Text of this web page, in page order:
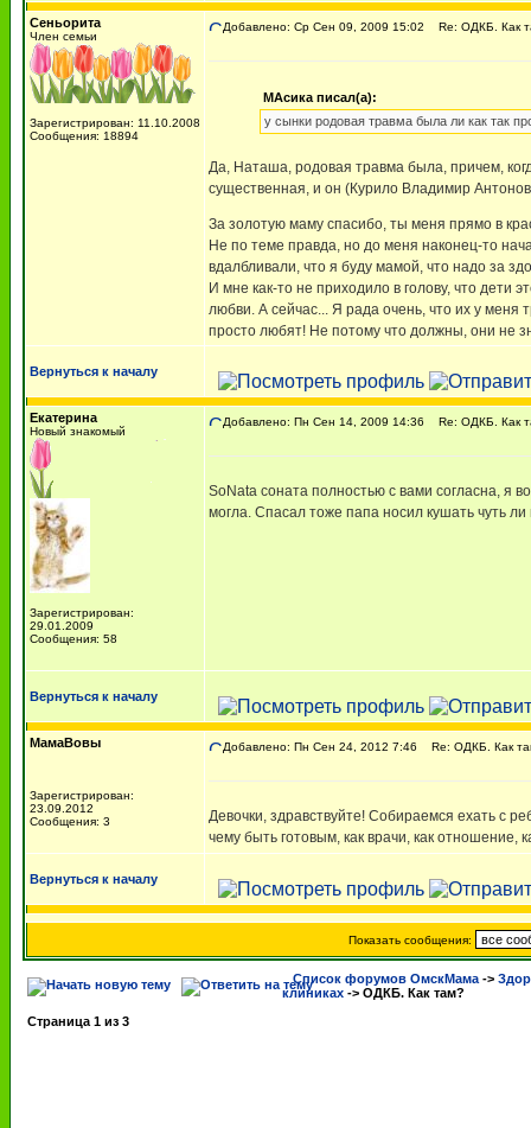
Сеньорита
Член семьи
Зарегистрирован: 11.10.2008
Сообщения: 18894
Добавлено: Ср Сен 09, 2009 15:02 Re: ОДКБ. Как
МАсика писал(а):
у сынки родовая травма была ли как так
Да, Наташа, родовая травма была, причем,
существенная, и он (Курило Владимир
За золотую маму спасибо, ты меня прямо в
Не по теме правда, но до меня наконец-то
вдалбливали, что я буду мамой, что надо за
И мне как-то не приходило в голову, что дети
любви. А сейчас... Я рада очень, что их у
просто любят! Не потому что должны, они не
Вернуться к началу
Екатерина
Новый знакомый
Зарегистрирован:
29.01.2009
Сообщения: 58
Добавлено: Пн Сен 14, 2009 14:36 Re: ОДКБ. Как
SoNata соната полностью с вами согласна, я
могла. Спасал тоже папа носил кушать чуть ли
Вернуться к началу
МамаВовы
Зарегистрирован:
23.09.2012
Сообщения: 3
Добавлено: Пн Сен 24, 2012 7:46 Re: ОДКБ. Как
Девочки, здравствуйте! Собираемся ехать с
чему быть готовым, как врачи, как отношение,
Вернуться к началу
Показать сообщения:
Список форумов ОмскМама ->
клиниках -> ОДКБ. Как там?
Страница 1 из 3